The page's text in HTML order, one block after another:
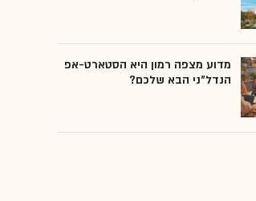
מדוע מצפה רמון היא הסטארט-אפ
הנדל"ני הבא שלכם?